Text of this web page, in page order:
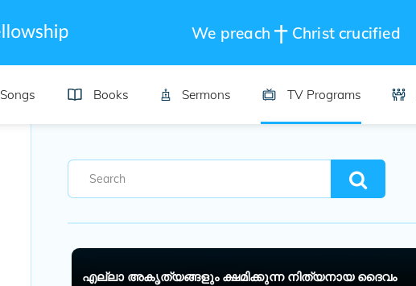
We preach Christ crucified
Songs Books Sermons TV Programs
എല്ലാ അകൃത്യങ്ങളും ക്ഷമിക്കുന്ന നിത്യനായ ദൈവം